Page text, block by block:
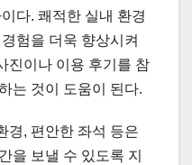
다. 쾌적한 실내 환경
험을 더욱 향상시켜
진이나 이용 후기를 참
는 것이 도움이 된다.
경, 편안한 좌석 등은
을 보낼 수 있도록 지